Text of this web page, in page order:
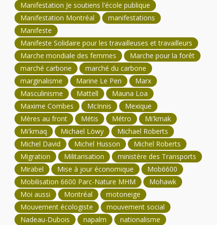
Manifestation Je soutiens l'école publique
Manifestation Montréal
manifestations
Manifeste
Manifeste Solidaire pour les travailleuses et travailleurs
Marche mondiale des femmes
Marche pour la forêt
marché carbone
marché du carbone
marginalisme
Marine Le Pen
Marx
Masculinisme
Mattell
Mauna Loa
Maxime Combes
McInnis
Mexique
Mères au front
Métis Métro
Mi'kmak
Mi'kmaq
Michael Löwy
Michael Roberts
Michel David
Michel Husson
Michel Roberts
Migration
Militarisation
ministère des Transports
Mirabel
Mise à jour économique
Mob6600
Mobilisation 6600 Parc-Nature MHM
Mohawk
Moi aussi
Montréal
motoneige
Mouvement écologiste
mouvement social
Nadeau-Dubois
napalm
nationalisme